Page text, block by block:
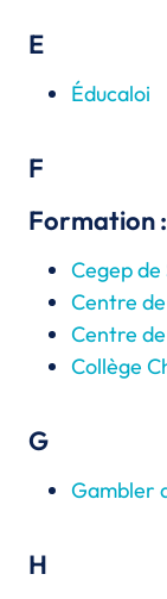
E
Éducaloi
F
Formation :
Cegep
Centre
Centre
Collège
G
Gambler
H